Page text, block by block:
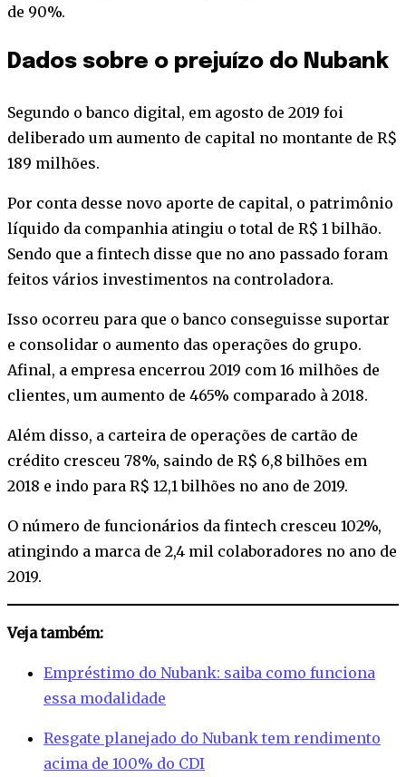
de 90%.
Dados sobre o prejuízo do Nubank
Segundo o banco digital, em agosto de 2019 foi
deliberado um aumento de capital no montante de R$
189 milhões.
Por conta desse novo aporte de capital, o patrimônio
líquido da companhia atingiu o total de R$ 1 bilhão.
Sendo que a fintech disse que no ano passado foram
feitos vários investimentos na controladora.
Isso ocorreu para que o banco conseguisse suportar
e consolidar o aumento das operações do grupo.
Afinal, a empresa encerrou 2019 com 16 milhões de
clientes, um aumento de 465% comparado à 2018.
Além disso, a carteira de operações de cartão de
crédito cresceu 78%, saindo de R$ 6,8 bilhões em
2018 e indo para R$ 12,1 bilhões no ano de 2019.
O número de funcionários da fintech cresceu 102%,
atingindo a marca de 2,4 mil colaboradores no ano de
2019.
Veja também:
Empréstimo do Nubank: saiba como funciona
essa modalidade
Resgate planejado do Nubank tem rendimento
acima de 100% do CDI